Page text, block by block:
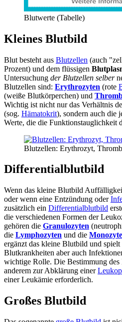
Blutwerte (Tabelle)
Kleines Blutbild
Blut besteht aus Blutzellen (auch
Prozent) und dem flüssigen
Untersuchung der Blutzellen selber
Blutzellen sind: Erythrozyten (rote
(weiße Blutkörperchen) und
Wichtig ist nicht nur das Verhältnis
(sog. Hämatokrit), sondern auch die
Werte, die die Funktionstauglichkeit
Blutzellen: Erythrozyt,
Differentialblutbild
Wenn das kleine Blutbild
oder wenn eine Entzündung oder
zusätzlich ein Differentialblutbild
die verschiedenen Formen der
gehören die Granulozyten
die Lymphozyten und die
ergänzt das kleine Blutbild und
Blutkrankheiten aber auch
wichtige Rolle. Die Bestimmung
anderem zur Abklärung einer
einer Leukämie erforderlich.
Großes Blutbild